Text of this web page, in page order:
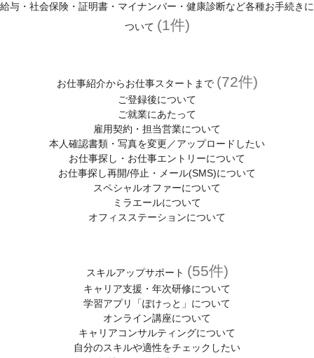
各種相談窓口
(キャリア、メンタル、お仕事中、ハラスメントの悩み)
紹介予定派遣について
人材派遣のメリット
給与・社会保険・証明書・マイナンバー・健康診断など各種お手続きに
ついて (1件)
お仕事紹介からお仕事スタートまで (72件)
ご登録後について
ご就業にあたって
雇用契約・担当営業について
本人確認書類・写真を変更／アップロードしたい
お仕事探し・お仕事エントリーについて
お仕事探し再開/停止・メール(SMS)について
スペシャルオファーについて
ミラエールについて
オフィスステーションについて
スキルアップサポート (55件)
キャリア支援・年次研修について
学習アプリ「ぽけっと」について
オンライン講座について
キャリアコンサルティングについて
自分のスキルや適性をチェックしたい